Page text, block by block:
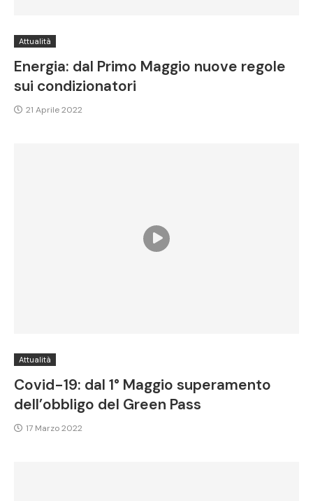
Attualità
Energia: dal Primo Maggio nuove regole
sui condizionatori
21 Aprile 2022
Attualità
Covid-19: dal 1° Maggio superamento
dell’obbligo del Green Pass
17 Marzo 2022